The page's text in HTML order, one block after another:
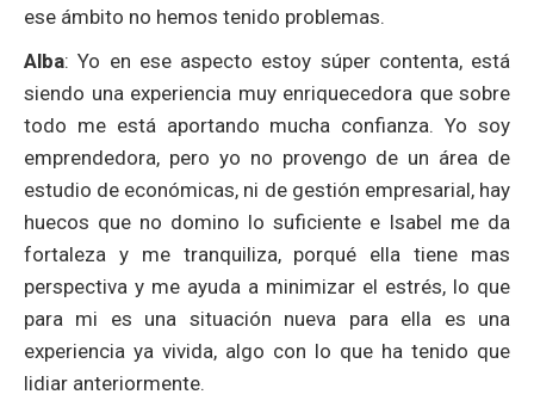
ese ámbito no hemos tenido problemas.
Alba: Yo en ese aspecto estoy súper contenta, está
siendo una experiencia muy enriquecedora que sobre
todo me está aportando mucha confianza. Yo soy
emprendedora, pero yo no provengo de un área de
estudio de económicas, ni de gestión empresarial, hay
huecos que no domino lo suficiente e Isabel me da
fortaleza y me tranquiliza, porqué ella tiene mas
perspectiva y me ayuda a minimizar el estrés, lo que
para mi es una situación nueva para ella es una
experiencia ya vivida, algo con lo que ha tenido que
lidiar anteriormente.